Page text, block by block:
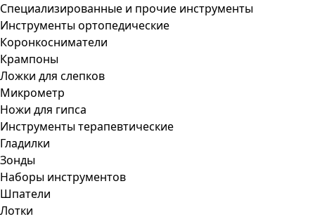
Специализированные и прочие инструменты
Инструменты ортопедические
Коронкосниматели
Крампоны
Ложки для слепков
Микрометр
Ножи для гипса
Инструменты терапевтические
Гладилки
Зонды
Наборы инструментов
Шпатели
Лотки